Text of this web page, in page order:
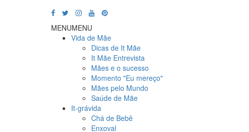
MENUMENU
Vida de Mãe
Dicas de It Mãe
It Mãe Entrevista
Mães e o sucesso
Momento "Eu mereço"
Mães pelo Mundo
Saúde de Mãe
It-grávida
Chá de Bebê
Enxoval